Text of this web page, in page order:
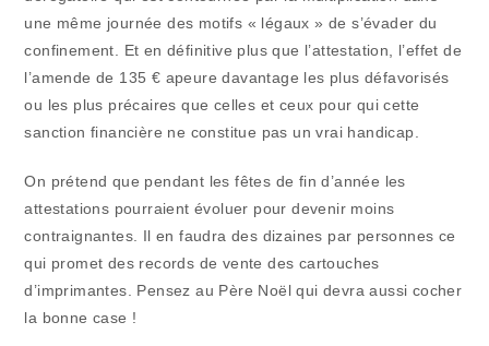
une même journée des motifs « légaux » de s’évader du
confinement. Et en définitive plus que l’attestation, l’effet de
l’amende de 135 € apeure davantage les plus défavorisés
ou les plus précaires que celles et ceux pour qui cette
sanction financière ne constitue pas un vrai handicap.
On prétend que pendant les fêtes de fin d’année les
attestations pourraient évoluer pour devenir moins
contraignantes. Il en faudra des dizaines par personnes ce
qui promet des records de vente des cartouches
d’imprimantes. Pensez au Père Noël qui devra aussi cocher
la bonne case !